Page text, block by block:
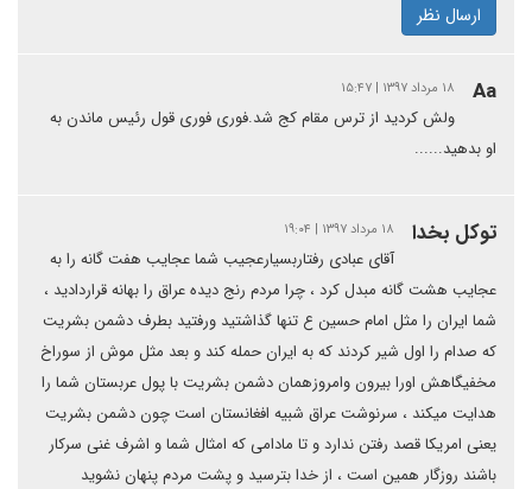
ارسال نظر
Aa ۱۸ مرداد ۱۳۹۷ | ۱۵:۴۷
ولش کردید از ترس مقام کج شد.فوری فوری قول رئیس ماندن به
او بدهید......
توکل بخدا ۱۸ مرداد ۱۳۹۷ | ۱۹:۰۴
آقای عبادی رفتاربسیارعجیب شما عجایب هفت گانه را به
عجایب هشت گانه مبدل کرد ، چرا مردم رنج دیده عراق را بهانه قراردادید ،
شما ایران را مثل امام حسین ع تنها گذاشتید ورفتید بطرف دشمن بشریت
که صدام را اول شیر کردند که به ایران حمله کند و بعد مثل موش از سوراخ
مخفیگاهش اورا بیرون وامروزهمان دشمن بشریت با پول عربستان شما را
هدایت میکند ، سرنوشت عراق شبیه افغانستان است چون دشمن بشریت
یعنی امریکا قصد رفتن ندارد و تا مادامی که امثال شما و اشرف غنی سرکار
باشند روزگار همین است ، از خدا بترسید و پشت مردم پنهان نشوید